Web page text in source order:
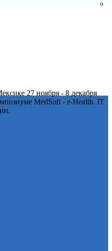
27 ноября - 8 декабря
MedSoft - e-Health. IT